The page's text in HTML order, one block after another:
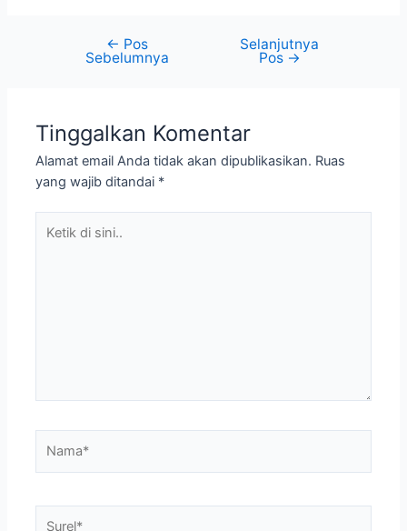
← Pos
Sebelumnya
Selanjutnya
Pos →
Tinggalkan Komentar
Alamat email Anda tidak akan dipublikasikan. Ruas
yang wajib ditandai *